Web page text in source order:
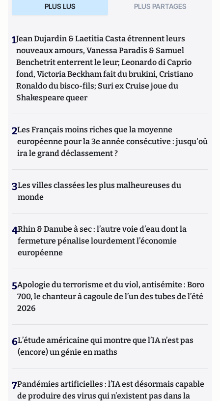
PLUS LUS PLUS PARTAGES
1Jean Dujardin & Laetitia Casta étrennent leurs
nouveaux amours, Vanessa Paradis & Samuel
Benchetrit enterrent le leur; Leonardo di Caprio
fond, Victoria Beckham fait du brukini, Cristiano
Ronaldo du bisco-fils; Suri ex Cruise joue du
Shakespeare queer
2Les Français moins riches que la moyenne
européenne pour la 3e année consécutive : jusqu'où
ira le grand déclassement ?
3Les villes classées les plus malheureuses du
monde
4Rhin & Danube à sec : l’autre voie d’eau dont la
fermeture pénalise lourdement l’économie
européenne
5Apologie du terrorisme et du viol, antisémite : Boro
700, le chanteur à cagoule de l’un des tubes de l’été
2026
6L’étude américaine qui montre que l’IA n’est pas
(encore) un génie en maths
7Pandémies artificielles : l’IA est désormais capable
de produire des virus qui n’existent pas dans la